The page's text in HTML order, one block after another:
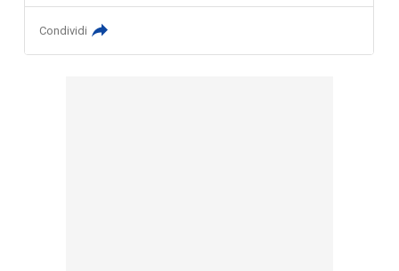
Condividi